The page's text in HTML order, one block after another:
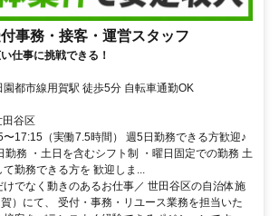
事務・接客・運営スタッフ
仕事に挑戦できる！
都市線用賀駅 徒歩5分 自転車通勤OK
田谷区
17:15（実働7.5時間） 週5日勤務できる方歓迎♪
勤務 ・土日を含むシフト制 ・曜日固定での勤務 土
勤務できる方を 歓迎しま...
でなく動きのあるお仕事／ 世⽥⾕区の⾃治体施
）にて、 受付・事務・リユース業務を担当いた